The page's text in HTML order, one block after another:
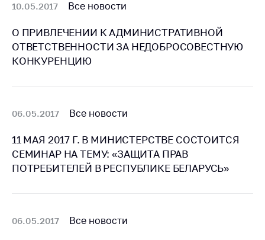
жизнь
Идеологическая
символы
5 лет МАРТ
Деятельность
регулирование и
конкуренция
10.05.2017 Все новости
О ПРИВЛЕЧЕНИИ К АДМИНИСТРАТИВНОЙ
ОТВЕТСТВЕННОСТИ ЗА НЕДОБРОСОВЕСТНУЮ
КОНКУРЕНЦИЮ
06.05.2017 Все новости
11 МАЯ 2017 Г. В МИНИСТЕРСТВЕ СОСТОИТСЯ
СЕМИНАР НА ТЕМУ: «ЗАЩИТА ПРАВ
ПОТРЕБИТЕЛЕЙ В РЕСПУБЛИКЕ БЕЛАРУСЬ»
06.05.2017 Все новости